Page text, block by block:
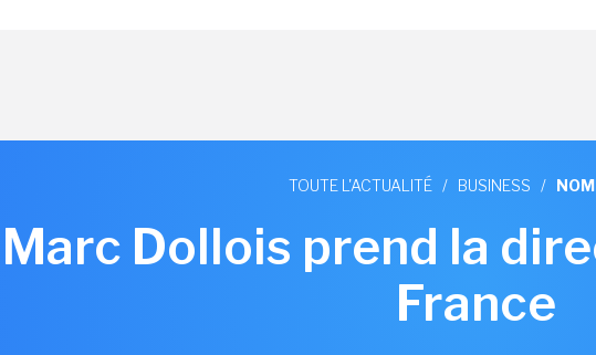
TOUTE L'ACTUALITÉ / BUSINESS /
Marc Dollois prend la
France